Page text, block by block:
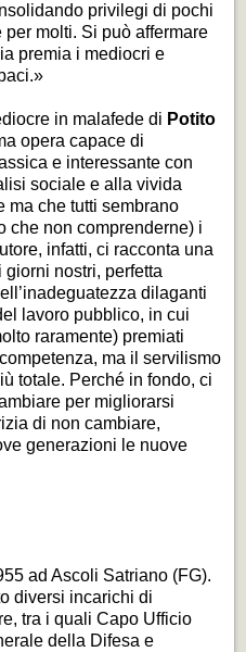
privilegi di pochi
molti. Si può affermare
premia i mediocri e
in malafede di Potito
opera capace di
e interessante con
sociale e alla vivida
ma che tutti sembrano
che non comprenderne) i
infatti, ci racconta una
nostri, perfetta
dilaganti
lavoro pubblico, in cui
raramente) premiati
ma il servilismo
totale. Perché in fondo, ci
per migliorarsi
di non cambiare,
generazioni le nuove
ad Ascoli Satriano (FG).
diversi incarichi di
tra i quali Capo Ufficio
della Difesa e